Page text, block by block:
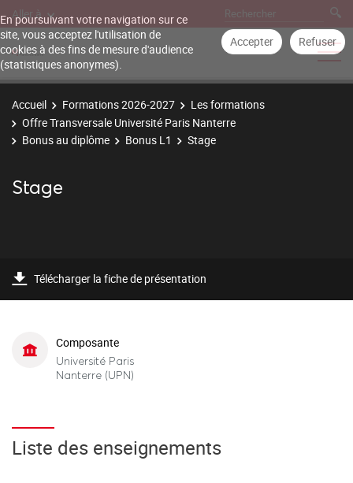
En poursuivant votre navigation sur ce
site, vous acceptez l'utilisation de
cookies à des fins de mesure d'audience
(statistiques anonymes).
Accepter Refuser
Aller à
Accueil Formations 2026-2027
Les formations
Offre Transversale Université Paris Nanterre
Bonus au diplôme
Bonus L1 Stage
Stage
Télécharger la fiche de présentation
Composante
Université Paris
Nanterre (UPN)
Liste des enseignements